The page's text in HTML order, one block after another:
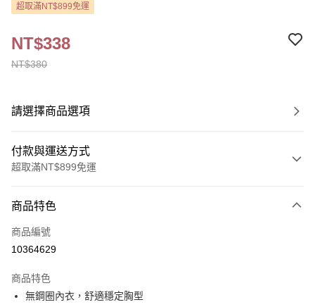
超取滿NT$899免運
NT$380
NT$338
請選擇商品選項
付款與運送方式
超取滿NT$899免運
信用卡一次付款
超商取貨付款
Apple Pay
商品特色
商品編號
10364629
商品特色
無鋼圈內衣，舒適穩定胸型